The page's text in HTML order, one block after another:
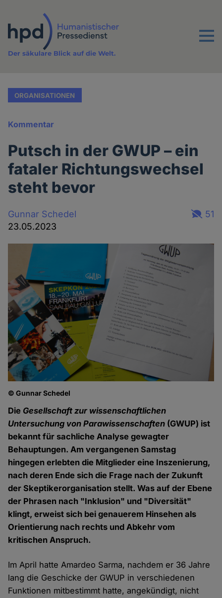
Inhalt
Menu
Der säkulare Blick auf die Welt.
ORGANISATIONEN
Kommentar
Putsch in der GWUP – ein
fataler Richtungswechsel
steht bevor
Gunnar Schedel
23.05.2023
51
© Gunnar Schedel
Die Gesellschaft zur wissenschaftlichen
Untersuchung von Parawissenschaften (GWUP) ist
bekannt für sachliche Analyse gewagter
Behauptungen. Am vergangenen Samstag
hingegen erlebten die Mitglieder eine Inszenierung,
nach deren Ende sich die Frage nach der Zukunft
der Skeptikerorganisation stellt. Was auf der Ebene
der Phrasen nach "Inklusion" und "Diversität"
klingt, erweist sich bei genauerem Hinsehen als
Orientierung nach rechts und Abkehr vom
kritischen Anspruch.
Im April hatte Amardeo Sarma, nachdem er 36 Jahre
lang die Geschicke der GWUP in verschiedenen
Funktionen mitbestimmt hatte, angekündigt, nicht